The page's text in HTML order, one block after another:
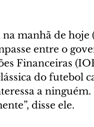
manhã de
entre o
Financeiras
do futebol
a ninguém.
disse ele.